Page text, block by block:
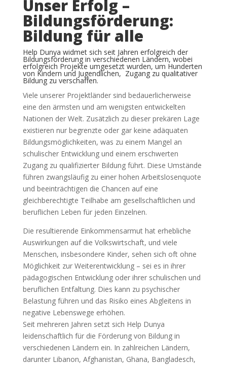
Teilen
Unser Erfolg –
Bildungsförderung:
Bildung für alle
Help Dunya widmet sich seit Jahren erfolgreich der
Bildungsförderung in verschiedenen Ländern, wobei
erfolgreich Projekte umgesetzt wurden, um Hunderten
von Kindern und Jugendlichen, Zugang zu qualitativer
Bildung zu verschaffen.
Viele unserer Projektländer sind bedauerlicherweise
eine den ärmsten und am wenigsten entwickelten
Nationen der Welt. Zusätzlich zu dieser prekären Lage
existieren nur begrenzte oder gar keine adäquaten
Bildungsmöglichkeiten, was zu einem Mangel an
schulischer Entwicklung und einem erschwerten
Zugang zu qualifizierter Bildung führt. Diese Umstände
führen zwangsläufig zu einer hohen Arbeitslosenquote
und beeinträchtigen die Chancen auf eine
gleichberechtigte Teilhabe am gesellschaftlichen und
beruflichen Leben für jeden Einzelnen.
Die resultierende Einkommensarmut hat erhebliche
Auswirkungen auf die Volkswirtschaft, und viele
Menschen, insbesondere Kinder, sehen sich oft ohne
Möglichkeit zur Weiterentwicklung – sei es in ihrer
pädagogischen Entwicklung oder ihrer schulischen und
beruflichen Entfaltung. Dies kann zu psychischer
Belastung führen und das Risiko eines Abgleitens in
negative Lebenswege erhöhen.
Seit mehreren Jahren setzt sich Help Dunya
leidenschaftlich für die Förderung von Bildung in
verschiedenen Ländern ein. In zahlreichen Ländern,
darunter Libanon, Afghanistan, Ghana, Bangladesch,